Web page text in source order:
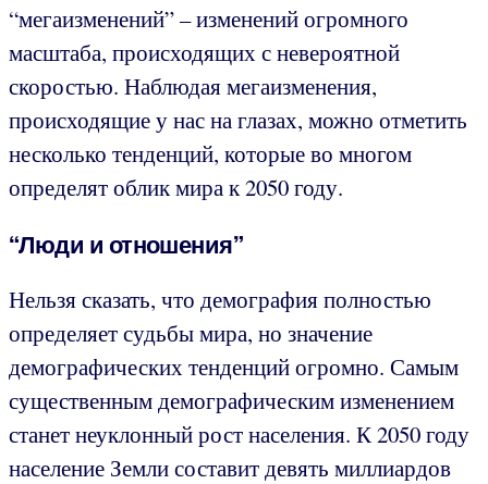
“мегаизменений” – изменений огромного
масштаба, происходящих с невероятной
скоростью. Наблюдая мегаизменения,
происходящие у нас на глазах, можно отметить
несколько тенденций, которые во многом
определят облик мира к 2050 году.
“Люди и отношения”
Нельзя сказать, что демография полностью
определяет судьбы мира, но значение
демографических тенденций огромно. Самым
существенным демографическим изменением
станет неуклонный рост населения. К 2050 году
население Земли составит девять миллиардов